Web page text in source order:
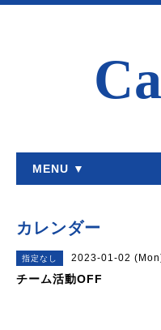
MENU ▼
カレンダー
指定なし 2023-01-02
チーム活動OFF